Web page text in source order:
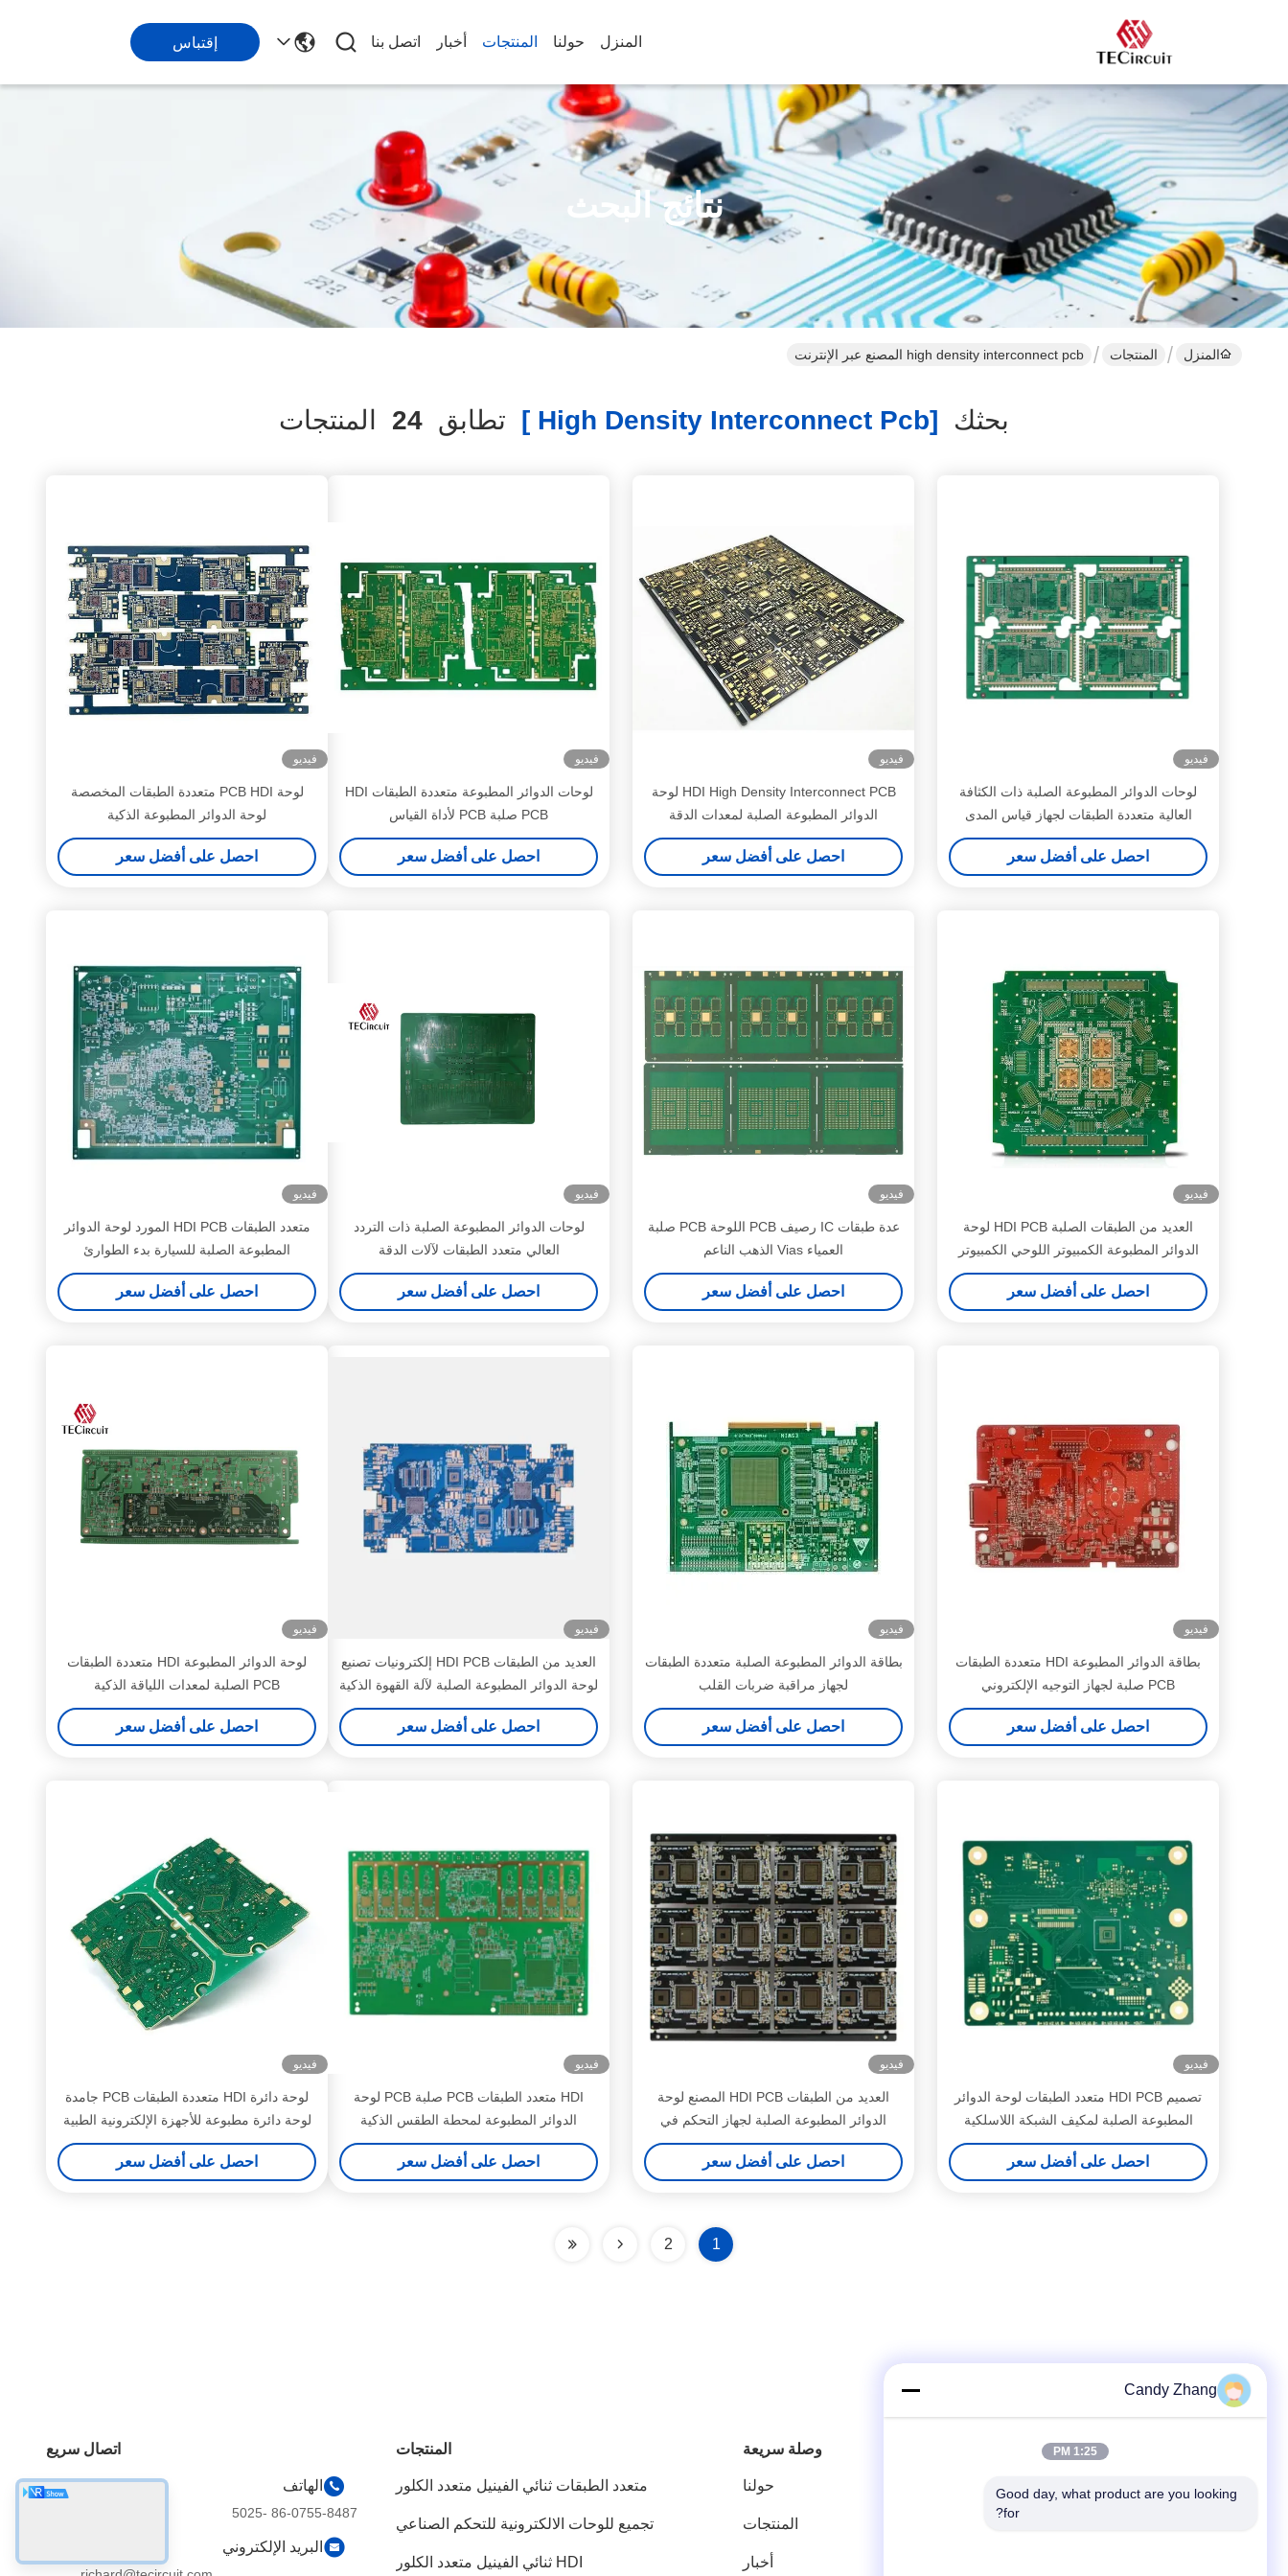
المنزل حولنا المنتجات أخبار اتصل بنا إقتباس
نتائج البحث
المنزل المنتجات high density interconnect pcb المصنع عبر الإنترنت
بحثك [high Density Interconnect Pcb ] تطابق 24 المنتجات
فيديو
لوحات الدوائر المطبوعة الصلبة ذات الكثافة
العالية متعددة الطبقات لجهاز قياس المدى
بالليزر
احصل على أفضل سعر
فيديو
HDI High Density Interconnect PCB لوحة
الدوائر المطبوعة الصلبة لمعدات الدقة
احصل على أفضل سعر
فيديو
لوحات الدوائر المطبوعة متعددة الطبقات HDI
PCB صلبة PCB لأداة القياس
احصل على أفضل سعر
فيديو
لوحة PCB HDI متعددة الطبقات المخصصة
لوحة الدوائر المطبوعة الذكية
احصل على أفضل سعر
فيديو
العديد من الطبقات الصلبة HDI PCB لوحة
الدوائر المطبوعة الكمبيوتر اللوحي الكمبيوتر
الإلكتروني التصنيع
احصل على أفضل سعر
فيديو
عدة طبقات IC رصيف PCB اللوحة PCB صلبة
العمياء Vias الذهب الناعم
احصل على أفضل سعر
فيديو
لوحات الدوائر المطبوعة الصلبة ذات التردد
العالي متعدد الطبقات لآلات الدقة
احصل على أفضل سعر
فيديو
متعدد الطبقات HDI PCB المورد لوحة الدوائر
المطبوعة الصلبة للسيارة بدء الطوارئ
احصل على أفضل سعر
فيديو
بطاقة الدوائر المطبوعة HDI متعددة الطبقات
PCB صلبة لجهاز التوجيه الإلكتروني
احصل على أفضل سعر
فيديو
بطاقة الدوائر المطبوعة الصلبة متعددة الطبقات
لجهاز مراقبة ضربات القلب
احصل على أفضل سعر
فيديو
العديد من الطبقات HDI PCB إلكترونيات تصنيع
لوحة الدوائر المطبوعة الصلبة لآلة القهوة الذكية
احصل على أفضل سعر
فيديو
لوحة الدوائر المطبوعة HDI متعددة الطبقات
PCB الصلبة لمعدات اللياقة الذكية
احصل على أفضل سعر
فيديو
تصميم HDI PCB متعدد الطبقات لوحة الدوائر
المطبوعة الصلبة لمكيف الشبكة اللاسلكية
احصل على أفضل سعر
فيديو
العديد من الطبقات HDI PCB المصنع لوحة
الدوائر المطبوعة الصلبة لجهاز التحكم في
الألعاب المحمول
احصل على أفضل سعر
فيديو
HDI متعدد الطبقات PCB صلبة PCB لوحة
الدوائر المطبوعة لمحطة الطقس الذكية
احصل على أفضل سعر
فيديو
لوحة دائرة HDI متعددة الطبقات PCB جامدة
لوحة دائرة مطبوعة للأجهزة الإلكترونية الطبية
احصل على أفضل سعر
1
2
وصلة سريعة
حولنا
المنتجات
أخبار
المنتجات
متعدد الطبقات ثنائي الفينيل متعدد الكلور
تجميع للوحات الالكترونية للتحكم الصناعي
HDI ثنائي الفينيل متعدد الكلور
اتصال سريع
الهاتف
86-0755-8487 -5025
البريد الإلكتروني
Candy Zhang
1:25 PM
Good day, what product are you looking
for?